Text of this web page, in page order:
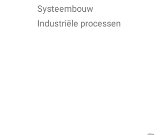
Systeembouw
Industriële processen